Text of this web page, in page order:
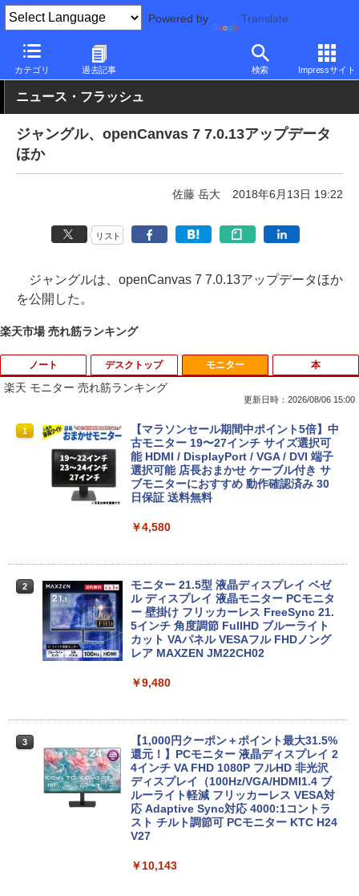
Powered by Translate
カテゴリ 過去記事 検索 Impressサイト
PC Watch ソフトウェア/アプリ 他ソフト/アプリ アップデート
ニュース・フラッシュ
ジャングル、openCanvas 7 7.0.13アップデータ
ほか
佐藤 岳大 2018年6月13日 19:22
リスト
ジャングルは、openCanvas 7 7.0.13アップデータほか
を公開した。
楽天市場 売れ筋ランキング
ノート
1
中古パソコン | Dell | Latitude 3500 | Wi
ndows11 | ノートPC | 一年保証 | 第8世
代 | Core i5-8265U 1.6(〜最大3.9)GHz |
MEM:8GB | SSD:256GB(新品) | 光学ド
ライブ非搭載 | 無線LAN:あり | Webカメ
ラ内蔵 | フルHD | テンキー | Win11Pro6
【最新Office2024】中古ノート Lenovo
ThinkPad L580 第8世代Core i5 大画面
15.6インチ液晶 メモリ8GB/16GB 新品S
SD 1TB テンキー付き Webカメラ内蔵 U
SB 3.0 無線LAN搭載 office付き Windo
古パソコン 中古PC オフィス 中古
【マラソンP5倍/10%オフクーポン】【ワ
ケあり/激安商品】 中古ノートパソコン
レノボ Lenovo ThinkPad L380 第8世代
Core i5 メモリ8GB/16GB SSD128/256G
B/512GB 13.3インチ Windows11 Pro 送
料無料 保証付き
￥15,800
デスクトップ
1
エアリア 世田谷電器 世田谷の給水塔 キ
ーボード用メンテナンスツール キーキャ
ップ外し スイッチプラー AR-REMOVE
￥1,580
ィス付き 最新MSOffice2024可 Win11Pr
o 中古パソコンデスクトップパソコン ミ
ニPC デル 中古パソコンデスクトップPC
￥17,888
1)GHz | MEM:8GB | SSD:256GB(NVMe)
| DVDマルチ | 無線LAN:なし | Win11Pro
64Bit
￥21,980
n-One | Windows11 | 一体型 | 一年保証
モニター
楽天 モニター 売れ筋ランキング
更新日時：2026/08/06 15:00
1
【マラソンセール期間中ポイント5倍】中
古モニター 19〜27インチ サイズ選択可
能 HDMI / DisplayPort / VGA / DVI 端子
選択可能 店長おまかせ ケーブル付き サ
ブモニターにおすすめ 動作確認済み 30
日保証 送料無料
￥4,580
2
モニター 21.5型 液晶ディスプレイ ベゼ
ル ディスプレイ 液晶モニター PCモニタ
ー 壁掛け フリッカーレス FreeSync 21.
5インチ 角度調節 FullHD ブルーライト
カット VAパネル VESAフル FHDノング
レア MAXZEN JM22CH02
￥9,480
3
【1,000円クーポン＋ポイント最大31.5%
還元！】PCモニター 液晶ディスプレイ 2
4インチ VA FHD 1080P フルHD 非光沢
ディスプレイ（100Hz/VGA/HDMI1.4 ブ
ルーライト軽減 フリッカーレス VESA対
応 Adaptive Sync対応 4000:1コントラ
スト チルト調節可 PCモニター KTC H24
V27
￥10,143
本